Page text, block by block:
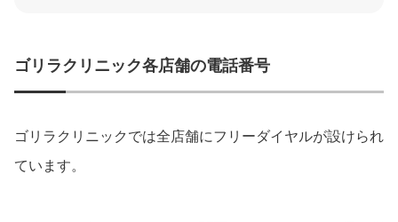
ゴリラクリニック各店舗の電話番号
ゴリラクリニックでは全店舗にフリーダイヤルが設けられ
ています。